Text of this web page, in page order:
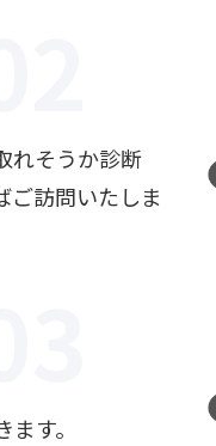
れそうか診断
ご訪問いたしま
す。